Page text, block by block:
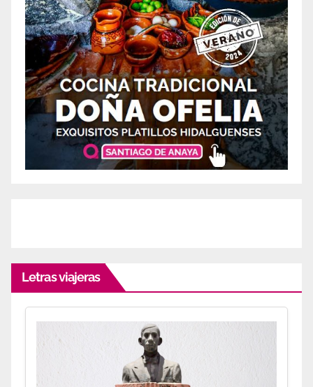
Letras viajeras